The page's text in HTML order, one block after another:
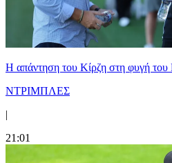
Η απάντηση του Κίρζη στη φυγή
ΝΤΡΙΜΠΛΕΣ
|
21:01